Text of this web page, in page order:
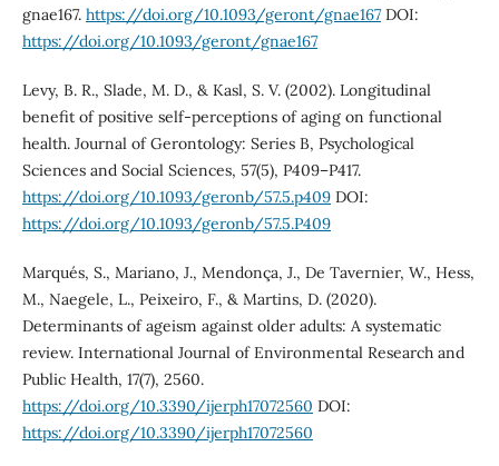
gnae167. https://doi.org/10.1093/geront/gnae167DOI:
https://doi.org/10.1093/geront/gnae167
Levy, B. R., Slade, M. D., & Kasl, S. V. (2002). Longitudinal
benefit of positive self-perceptions of aging on functional
health. Journal of Gerontology: Series B, Psychological
Sciences and Social Sciences, 57(5), P409–P417.
https://doi.org/10.1093/geronb/57.5.p409DOI:
https://doi.org/10.1093/geronb/57.5.P409
Marqués, S., Mariano, J., Mendonça, J., De Tavernier, W., Hess,
M., Naegele, L., Peixeiro, F., & Martins, D. (2020).
Determinants of ageism against older adults: A systematic
review. International Journal of Environmental Research and
Public Health, 17(7), 2560.
https://doi.org/10.3390/ijerph17072560 DOI:
https://doi.org/10.3390/ijerph17072560